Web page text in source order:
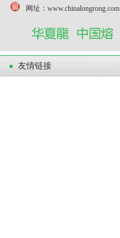
网址：www.chinalongrong.com
友情链接